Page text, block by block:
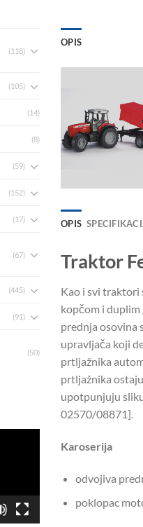
(118)
(105)
(14)
(8)
(59)
(152)
(17)
(67)
(445)
(91)
(50)
OPIS
OPIS
Traktor
Kao i svi traktori
kopčom i duplim
prednja osovina
upravljača koji
prtljažnika
prtljažnika
upotpunjuju
02570/08871].
Karoserija
odvojiva
poklopac